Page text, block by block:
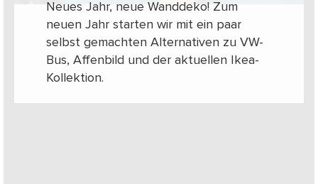
Neues Jahr, neue Wanddeko! Zum
neuen Jahr starten wir mit ein paar
selbst gemachten Alternativen zu VW-
Bus, Affenbild und der aktuellen Ikea-
Kollektion.